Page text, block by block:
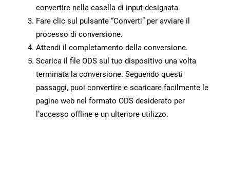
convertire nella casella di input designata.
Fare clic sul pulsante “Converti” per avviare il
processo di conversione.
Attendi il completamento della conversione.
Scarica il file ODS sul tuo dispositivo una volta
terminata la conversione. Seguendo questi
passaggi, puoi convertire e scaricare facilmente le
pagine web nel formato ODS desiderato per
l’accesso offline e un ulteriore utilizzo.